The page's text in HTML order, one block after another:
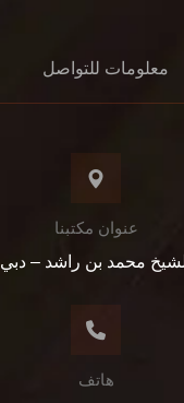
معلومات للتواصل
عنوان مكتبنا
محمد بن راشد – دبي
هاتف